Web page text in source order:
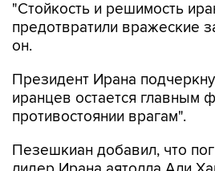
он.
Президент Ирана
противостоянии врагам".
Пезешкиан добавил, что
поддерживал его